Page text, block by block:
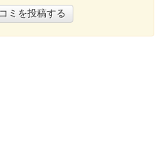
ミを投稿する